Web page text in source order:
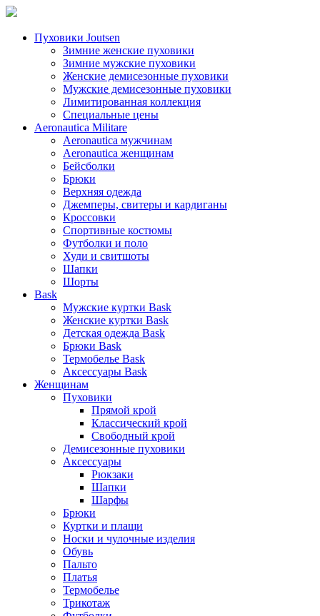
Пуховики Joutsen
Зимние женские пуховики
Зимние мужские пуховики
Женские демисезонные пуховики
Мужские демисезонные пуховики
Лимитированная коллекция
Специальные цены
Aeronautica Militare
Aeronautica мужчинам
Aeronautica женщинам
Бейсболки
Брюки
Верхняя одежда
Джемперы, свитеры и кардиганы
Кроссовки
Спортивные костюмы
Футболки и поло
Худи и свитшоты
Шапки
Шорты
Bask
Мужские куртки Bask
Женские куртки Bask
Детская одежда Bask
Брюки Bask
Термобелье Bask
Аксессуары Bask
Женщинам
Пуховики
Прямой крой
Классический крой
Свободный крой
Демисезонные пуховики
Аксессуары
Рюкзаки
Шапки
Шарфы
Брюки
Куртки и плащи
Носки и чулочные изделия
Обувь
Пальто
Платья
Термобелье
Трикотаж